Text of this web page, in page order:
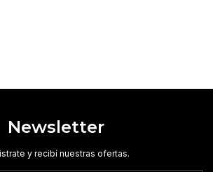
Newsletter
y recibí nuestras ofertas.